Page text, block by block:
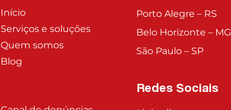
Início
Serviços e soluções
Quem somos
Blog
Porto Alegre – RS
Belo Horizonte – MG
São Paulo – SP
Redes Sociais